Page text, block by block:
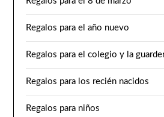
Regalos para el año nuevo
Regalos para el colegio y la
Regalos para los recién nacidos
Regalos para niños